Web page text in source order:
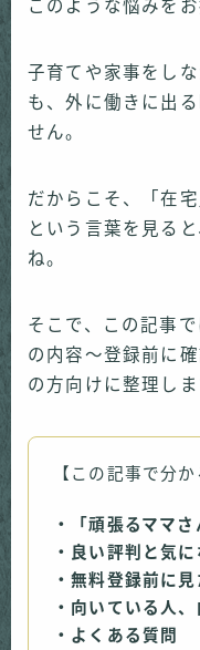
このような悩みを
子育てや家事をし
も、外に働きに出
せん。
だからこそ、「在
という言葉を見る
ね。
そこで、この記事
の内容～登録前に
の方向けに整理しま
【この記事で分か
・「頑張るママ
・良い評判と気に
・無料登録前に
・向いている人
・よくある質問